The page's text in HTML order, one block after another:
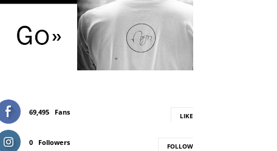
69,495 Fans LIKE
0 Followers FOLLOW